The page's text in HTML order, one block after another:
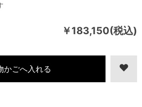
￥183,150(税込)